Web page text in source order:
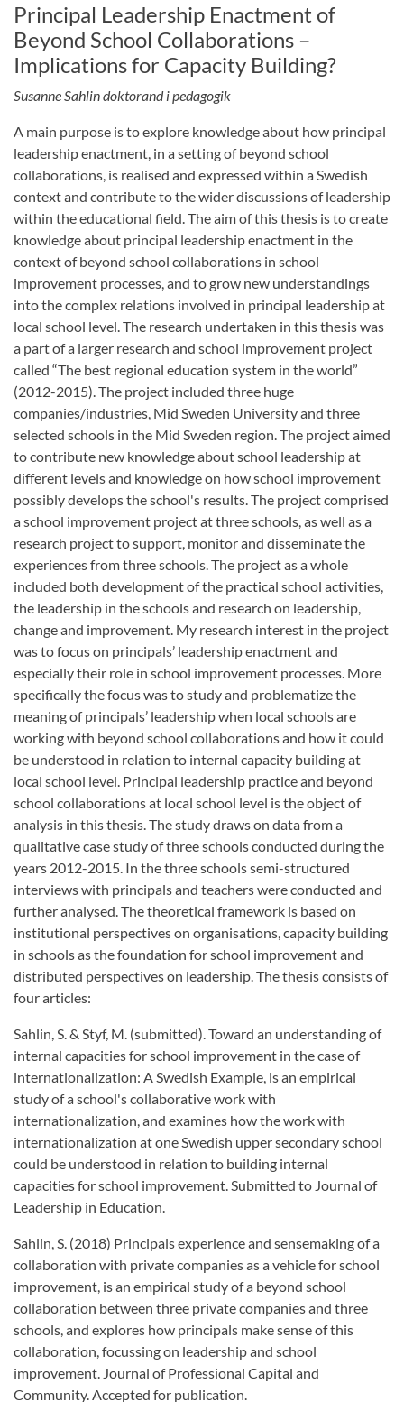
Principal Leadership Enactment of
Beyond School Collaborations –
Implications for Capacity Building?
Susanne Sahlin doktorand i pedagogik
A main purpose is to explore knowledge about how principal
leadership enactment, in a setting of beyond school
collaborations, is realised and expressed within a Swedish
context and contribute to the wider discussions of leadership
within the educational field. The aim of this thesis is to create
knowledge about principal leadership enactment in the
context of beyond school collaborations in school
improvement processes, and to grow new understandings
into the complex relations involved in principal leadership at
local school level. The research undertaken in this thesis was
a part of a larger research and school improvement project
called “The best regional education system in the world”
(2012-2015). The project included three huge
companies/industries, Mid Sweden University and three
selected schools in the Mid Sweden region. The project aimed
to contribute new knowledge about school leadership at
different levels and knowledge on how school improvement
possibly develops the school's results. The project comprised
a school improvement project at three schools, as well as a
research project to support, monitor and disseminate the
experiences from three schools. The project as a whole
included both development of the practical school activities,
the leadership in the schools and research on leadership,
change and improvement. My research interest in the project
was to focus on principals’ leadership enactment and
especially their role in school improvement processes. More
specifically the focus was to study and problematize the
meaning of principals’ leadership when local schools are
working with beyond school collaborations and how it could
be understood in relation to internal capacity building at
local school level. Principal leadership practice and beyond
school collaborations at local school level is the object of
analysis in this thesis. The study draws on data from a
qualitative case study of three schools conducted during the
years 2012-2015. In the three schools semi-structured
interviews with principals and teachers were conducted and
further analysed. The theoretical framework is based on
institutional perspectives on organisations, capacity building
in schools as the foundation for school improvement and
distributed perspectives on leadership. The thesis consists of
four articles:
Sahlin, S. & Styf, M. (submitted). Toward an understanding of
internal capacities for school improvement in the case of
internationalization: A Swedish Example, is an empirical
study of a school's collaborative work with
internationalization, and examines how the work with
internationalization at one Swedish upper secondary school
could be understood in relation to building internal
capacities for school improvement. Submitted to Journal of
Leadership in Education.
Sahlin, S. (2018) Principals experience and sensemaking of a
collaboration with private companies as a vehicle for school
improvement, is an empirical study of a beyond school
collaboration between three private companies and three
schools, and explores how principals make sense of this
collaboration, focussing on leadership and school
improvement. Journal of Professional Capital and
Community. Accepted for publication.